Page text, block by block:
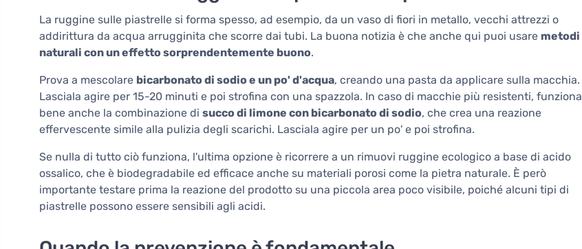
La ruggine sulle piastrelle si forma spesso, ad esempio, da un vaso di fiori in metallo, vecchi attrezzi o
addirittura da acqua arrugginita che scorre dai tubi. La buona notizia è che anche qui puoi usare metodi
naturali con un effetto sorprendentemente buono.
Prova a mescolare bicarbonato di sodio e un po' d'acqua, creando una pasta da applicare sulla macchia.
Lasciala agire per 15-20 minuti e poi strofina con una spazzola. In caso di macchie più resistenti, funziona
bene anche la combinazione di succo di limone con bicarbonato di sodio, che crea una reazione
effervescente simile alla pulizia degli scarichi. Lasciala agire per un po' e poi strofina.
Se nulla di tutto ciò funziona, l'ultima opzione è ricorrere a un rimuovi ruggine ecologico a base di acido
ossalico, che è biodegradabile ed efficace anche su materiali porosi come la pietra naturale. È però
importante testare prima la reazione del prodotto su una piccola area poco visibile, poiché alcuni tipi di
piastrelle possono essere sensibili agli acidi.